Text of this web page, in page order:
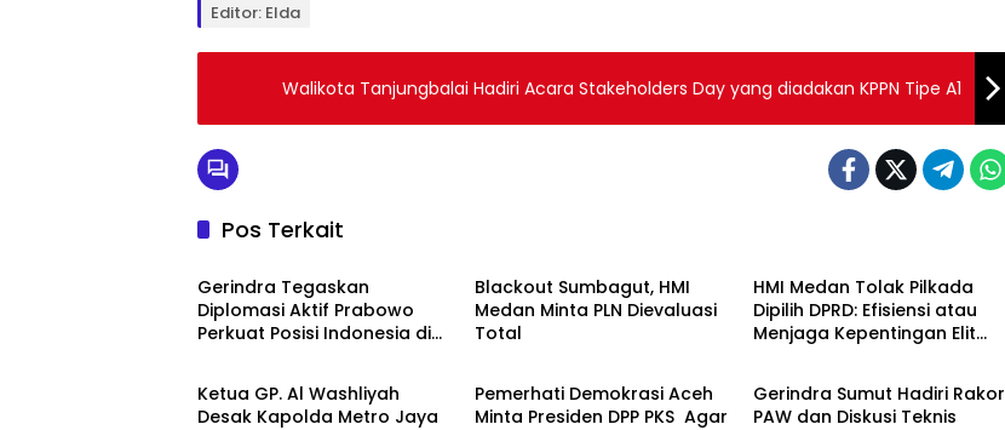
Editor: Elda
Walikota Tanjungbalai Hadiri Acara Stakeholders Day yang diadakan KPPN Tipe A1
Pos Terkait
Politik
Gerindra Tegaskan
Diplomasi Aktif Prabowo
Perkuat Posisi Indonesia di
Blackout Sumbagut, HMI
Medan Minta PLN Dievaluasi
Total
HMI Medan Tolak Pilkada
Dipilih DPRD: Efisiensi atau
Menjaga Kepentingan Elit
Politik
Ketua GP. Al Washliyah
Desak Kapolda Metro Jaya
Politik
Pemerhati Demokrasi Aceh
Minta Presiden DPP PKS Agar
Politik
Gerindra Sumut Hadiri Rakor
PAW dan Diskusi Teknis